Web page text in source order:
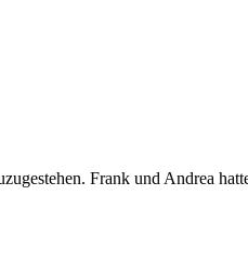
Frank und Andrea